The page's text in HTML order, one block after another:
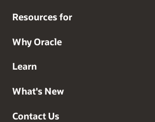
Resources for
Why Oracle
Learn
What's New
Contact Us